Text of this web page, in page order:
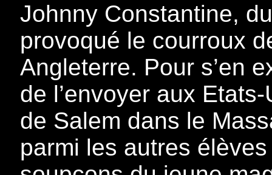
Johnny Constantine,
provoqué le courroux
Angleterre. Pour s’en
de l’envoyer aux
de Salem dans le
parmi les autres